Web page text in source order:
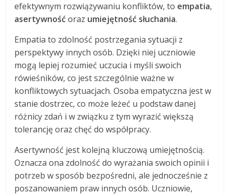
efektywnym rozwiązywaniu konfliktów, to empatia,
asertywnośćoraz umiejętność słuchania.
Empatia to zdolność postrzegania sytuacji z
perspektywy innych osób. Dzięki niej uczniowie
mogą lepiej rozumieć uczucia i myśli swoich
rówieśników, co jest szczególnie ważne w
konfliktowych sytuacjach. Osoba empatyczna jest w
stanie dostrzec, co może leżeć u podstaw danej
różnicy zdań i w związku z tym wyrazić większą
tolerancję oraz chęć do współpracy.
Asertywność jest kolejną kluczową umiejętnością.
Oznacza ona zdolność do wyrażania swoich opinii i
potrzeb w sposób bezpośredni, ale jednocześnie z
poszanowaniem praw innych osób. Uczniowie,